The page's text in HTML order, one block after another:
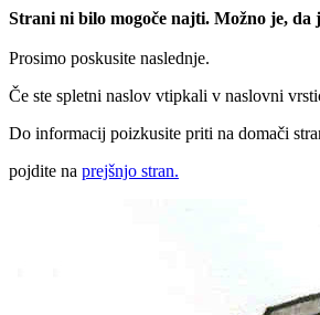
Strani ni bilo mogoče najti. Možno je, da
Prosimo poskusite naslednje.
Če ste spletni naslov vtipkali v naslovni
Do informacij poizkusite priti na domači
pojdite na prejšnjo stran.